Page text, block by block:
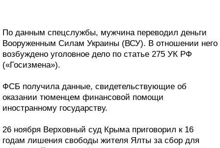
По данным спецслужбы, мужчина переводил деньги
Вооруженным Силам Украины (ВСУ). В отношении него
возбуждено уголовное дело по статье 275 УК РФ
(«Госизмена»).
ФСБ получила данные, свидетельствующие об
оказании тюменцем финансовой помощи
иностранному государству.
26 ноября Верховный суд Крыма приговорил к 16
годам лишения свободы жителя Ялты за сбор для